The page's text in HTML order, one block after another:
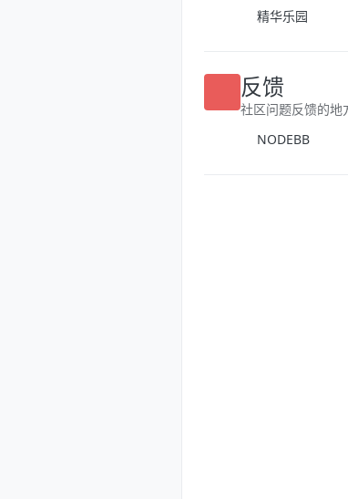
Jao易市场
反馈
社区问题反馈的地方